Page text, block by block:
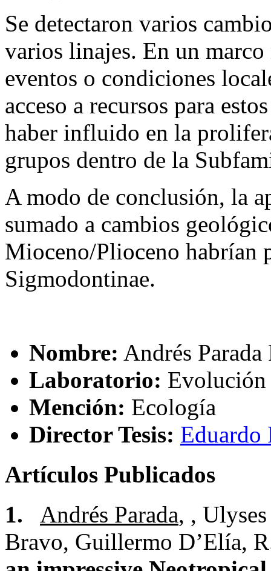
Se detectaron varios
varios linajes. En un marco
eventos o condiciones
acceso a recursos para
haber influido en la
grupos dentro de la
A modo de conclusión, la
sumado a cambios
Mioceno/Plioceno habrían
Sigmodontinae.
Nombre: Andrés
Laboratorio: Evolución
Mención: Ecología
Director Tesis: Eduardo
Artículos Publicados
1.
Andrés Parada, ,
Bravo, Guillermo D’Elía,